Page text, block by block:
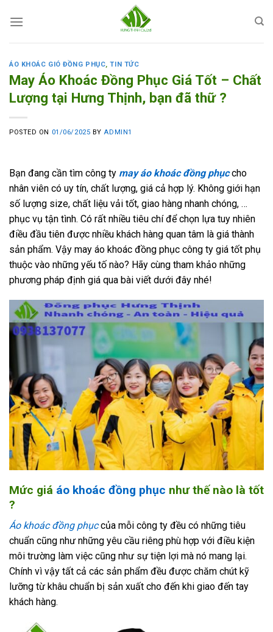
ÁO KHOÁC GIÓ ĐỒNG PHỤC,TIN TỨC
May Áo Khoác Đồng Phục Giá Tốt – Chất
Lượng tại Hưng Thịnh, bạn đã thữ ?
POSTED ON 01/06/2025 BY ADMIN1
Bạn đang cần tìm công ty may áo khoác đồng phụccho
nhân viên có uy tín, chất lượng, giá cả hợp lý. Không giới hạn
số lượng size, chất liệu vải tốt, giao hàng nhanh chóng, …
phục vụ tận tình. Có rất nhiều tiêu chí để chọn lựa tuy nhiên
điều đầu tiên được nhiều khách hàng quan tâm là giá thành
sản phẩm. Vậy may áo khoác đồng phục công ty giá tốt phụ
thuộc vào những yếu tố nào? Hãy cùng tham khảo những
phương pháp định giá qua bài viết dưới đây nhé!
Mức giá áo khoác đồng phục như thế nào là tốt
?
Áo khoác đồng phụccủa mỗi công ty đều có những tiêu
chuẩn cũng như những yêu cầu riêng phù hợp với điều kiện
môi trường làm việc cũng như sự tiện lợi mà nó mang lại.
Chính vì vậy tất cả các sản phẩm đều được chăm chút kỹ
lưỡng từ khâu chuẩn bị sản xuất cho đến khi giao đến tay
khách hàng.